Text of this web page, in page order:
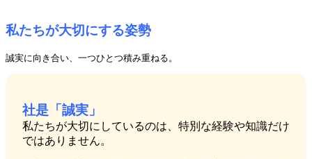
私たちが大切にする姿勢
誠実に向き合い、一つひとつ積み重ねる。
社是「誠実」
私たちが大切にしているのは、特別な経験や知識だけ
ではありません。